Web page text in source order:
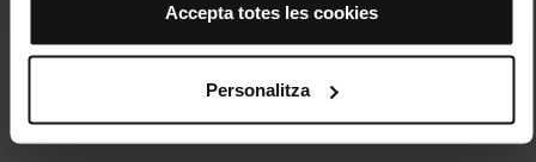
cookies d’aquella classe.
Un cop hagis marcat les teves preferències, has de fer
clic sobre “Selecciona i configura”. Així, s’instal·laran
només les cookies de la tipologia que hagis seleccionat
personalització, perquè permeten recordar les teves
opcions de navegació (com ara l’idioma) i milloren la teva
Accepta totes les cookies
Personalitza
Accés directe a